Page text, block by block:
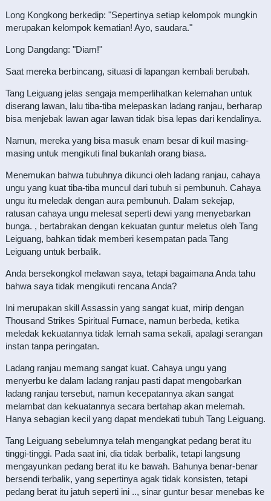
Long Kongkong berkedip: "Sepertinya setiap kelompok mungkin
merupakan kelompok kematian! Ayo, saudara."
Long Dangdang: "Diam!"
Saat mereka berbincang, situasi di lapangan kembali berubah.
Tang Leiguang jelas sengaja memperlihatkan kelemahan untuk
diserang lawan, lalu tiba-tiba melepaskan ladang ranjau, berharap
bisa menjebak lawan agar lawan tidak bisa lepas dari kendalinya.
Namun, mereka yang bisa masuk enam besar di kuil masing-
masing untuk mengikuti final bukanlah orang biasa.
Menemukan bahwa tubuhnya dikunci oleh ladang ranjau, cahaya
ungu yang kuat tiba-tiba muncul dari tubuh si pembunuh. Cahaya
ungu itu meledak dengan aura pembunuh. Dalam sekejap,
ratusan cahaya ungu melesat seperti dewi yang menyebarkan
bunga. , bertabrakan dengan kekuatan guntur meletus oleh Tang
Leiguang, bahkan tidak memberi kesempatan pada Tang
Leiguang untuk berbalik.
Anda bersekongkol melawan saya, tetapi bagaimana Anda tahu
bahwa saya tidak mengikuti rencana Anda?
Ini merupakan skill Assassin yang sangat kuat, mirip dengan
Thousand Strikes Spiritual Furnace, namun berbeda, ketika
meledak kekuatannya tidak lemah sama sekali, apalagi serangan
instan tanpa peringatan.
Ladang ranjau memang sangat kuat. Cahaya ungu yang
menyerbu ke dalam ladang ranjau pasti dapat mengobarkan
ladang ranjau tersebut, namun kecepatannya akan sangat
melambat dan kekuatannya secara bertahap akan melemah.
Hanya sebagian kecil yang dapat mendekati tubuh Tang Leiguang.
Tang Leiguang sebelumnya telah mengangkat pedang berat itu
tinggi-tinggi. Pada saat ini, dia tidak berbalik, tetapi langsung
mengayunkan pedang berat itu ke bawah. Bahunya benar-benar
bersendi terbalik, yang sepertinya agak tidak konsisten, tetapi
pedang berat itu jatuh seperti ini .., sinar guntur besar menebas ke